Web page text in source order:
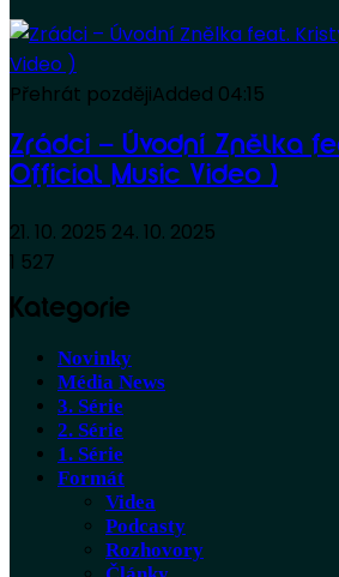
Přehrát pozdějiAdded 04:15
Zrádci – Úvodní Znělka
Official Music Video )
21. 10. 2025 24. 10. 2025
1 527
Kategorie
Novinky
Média News
3. Série
2. Série
1. Série
Formát
Videa
Podcasty
Rozhovory